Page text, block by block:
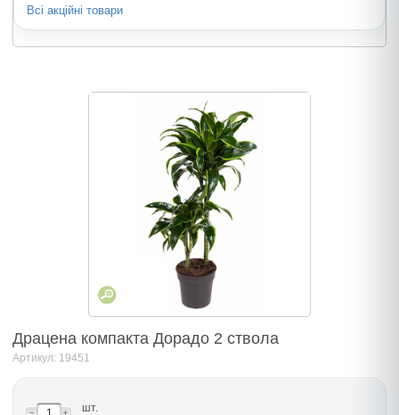
Всі акційні товари
Драцена компакта Дорадо 2 ствола
Артикул: 19451
шт.